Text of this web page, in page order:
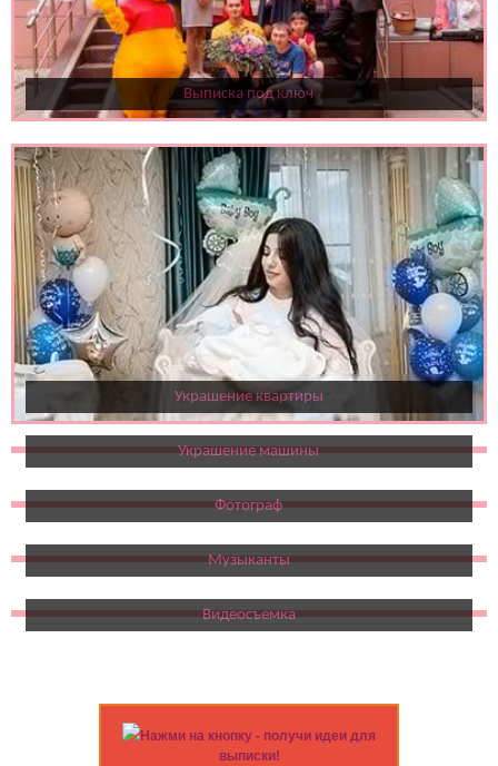
Выписка под ключ
Украшение квартиры
Украшение машины
Фотограф
Музыканты
Видеосъемка
Нажми на кнопку - получи идеи для
выписки!